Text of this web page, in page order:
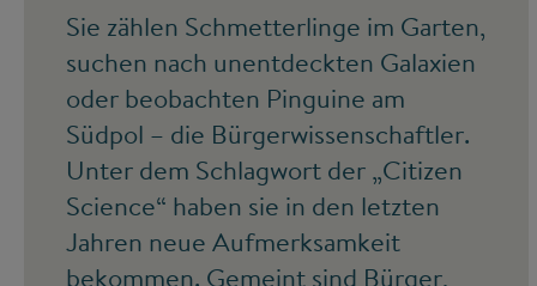
Sie zählen Schmetterlinge im Garten,
suchen nach unentdeckten Galaxien
oder beobachten Pinguine am
Südpol – die Bürgerwissenschaftler.
Unter dem Schlagwort der „Citizen
Science“ haben sie in den letzten
Jahren neue Aufmerksamkeit
bekommen. Gemeint sind Bürger,